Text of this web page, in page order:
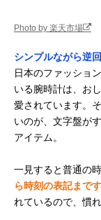
Photo by 楽天市場
シンプルながら逆
日本のファッショ
いる腕時計は、お
愛されています。
いのが、文字盤が
アイテム。
一見すると普通の
ら時刻の表記まで
れているので、慣